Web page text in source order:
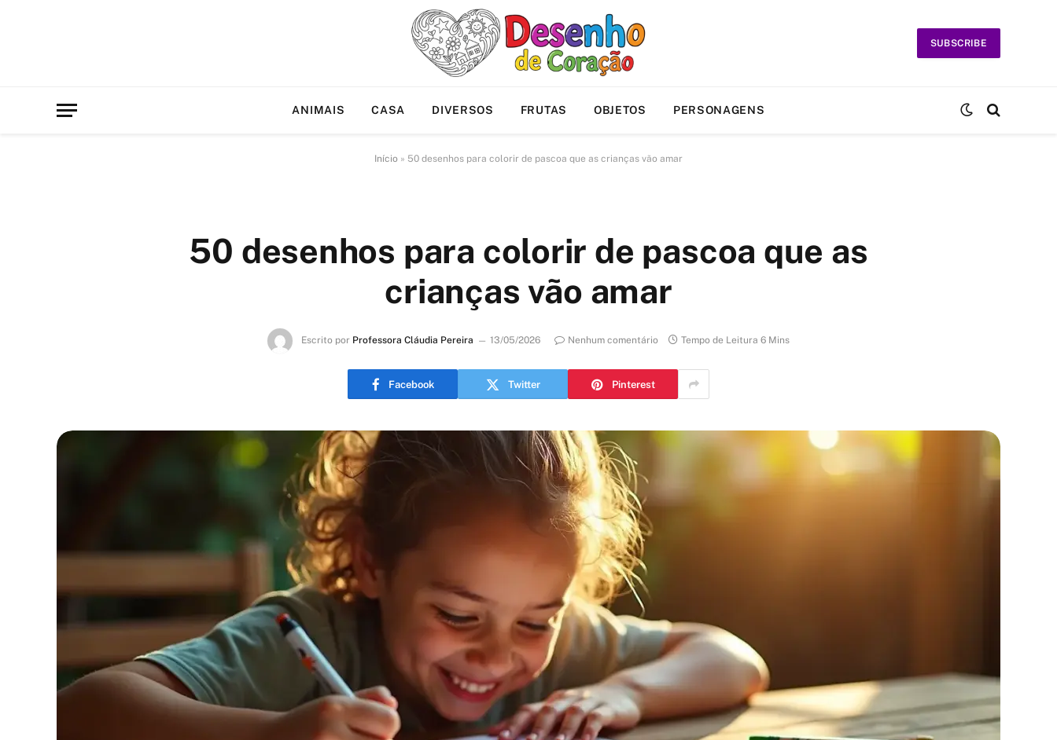
SUBSCRIBE
ANIMAIS CASA DIVERSOS FRUTAS OBJETOS PERSONAGENS
Início » 50 desenhos para colorir de pascoa que as crianças vão amar
50 desenhos para colorir de pascoa que as
crianças vão amar
Escrito por Professora Cláudia Pereira 13/05/2026 Nenhum comentário Tempo de Leitura 6 Mins
Facebook Twitter Pinterest